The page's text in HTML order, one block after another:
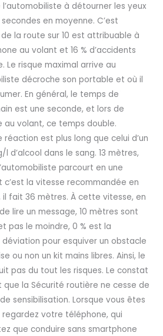
à détourner les yeux
en moyenne. C’est
la route sur 10 est attribuable à
au volant et 16 % d’accidents
Le risque maximal arrive au
décroche son portable et où il
En général, le temps de
est une seconde, et lors de
au volant, ce temps double.
réaction est plus long que celui d’un
d’alcool dans le sang. 13 mètres,
parcourt en une
la vitesse recommandée en
il fait 36 mètres. À cette vitesse, en
lire un message, 10 mètres sont
pas le moindre, 0 % est la
pour esquiver un obstacle
ou non un kit mains libres. Ainsi, le
pas du tout les risques. Le constat
la Sécurité routière ne cesse de
sensibilisation. Lorsque vous êtes
votre téléphone, qui
que conduire sans smartphone